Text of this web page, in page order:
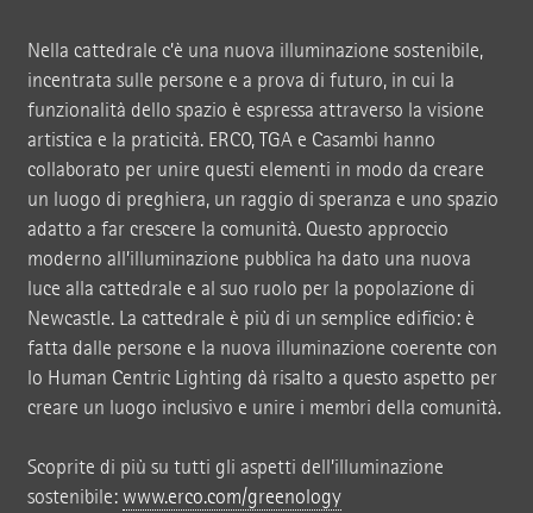
Nella cattedrale c’è una nuova illuminazione sostenibile,
incentrata sulle persone e a prova di futuro, in cui la
funzionalità dello spazio è espressa attraverso la visione
artistica e la praticità. ERCO, TGA e Casambi hanno
collaborato per unire questi elementi in modo da creare
un luogo di preghiera, un raggio di speranza e uno spazio
adatto a far crescere la comunità. Questo approccio
moderno all’illuminazione pubblica ha dato una nuova
luce alla cattedrale e al suo ruolo per la popolazione di
Newcastle. La cattedrale è più di un semplice edificio: è
fatta dalle persone e la nuova illuminazione coerente con
lo Human Centric Lighting dà risalto a questo aspetto per
creare un luogo inclusivo e unire i membri della comunità.
Scoprite di più su tutti gli aspetti dell’illuminazione
sostenibile: www.erco.com/greenology